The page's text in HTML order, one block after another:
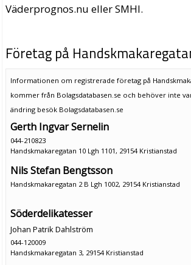
Väderprognos.nu eller SMHI.
Företag på
Informationen om registrerade företag på
kommer från Bolagsdatabasen.se och behöver inte
ändring besök Bolagsdatabasen.se
Gerth Ingvar Sernelin
044-210823
Handskmakaregatan 10 Lgh 1101, 29154 Kristianstad
Nils Stefan Bengtsson
Handskmakaregatan 2 B Lgh 1002, 29154 Kristianstad
Söderdelikatesser
Johan Patrik Dahlström
044-120009
Handskmakaregatan 3, 29154 Kristianstad